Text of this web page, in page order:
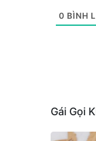
0 BÌNH
Gái Gọi